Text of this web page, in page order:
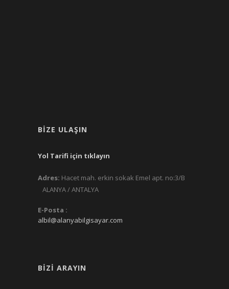
BIZE ULAŞIN
Yol Tarifi için tıklayın
Adres: Hacet mah. erkin sokak Emel apt. no:3/B
ALANYA / ANTALYA
E-Posta :
albil@alanyabilgisayar.com
BIZI ARAYIN